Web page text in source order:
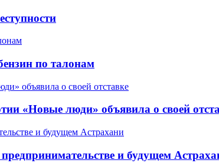
по талонам
«Новые люди» объявила о своей
и будущем